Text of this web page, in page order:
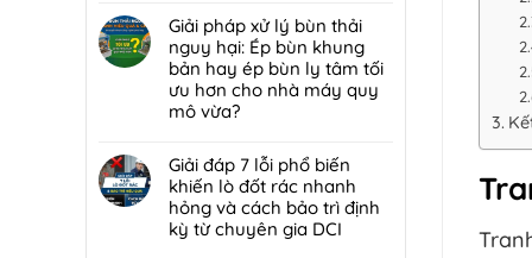
dụng
công
nghệ
bức
xạ
hóa
trong
xử
lý
nước
có
bình
luận
ở
[Giải
pháp]
nghệ
Biofilter
kết
hợp
Giải pháp xử lý bùn thải
nguy hại: Ép bùn khung
bản hay ép bùn ly tâm tối
ưu hơn cho nhà máy quy
mô vừa?
có
bình
luận
ở
Giải
Giải đáp 7 lỗi phổ biến
khiến lò đốt rác nhanh
hỏng và cách bảo trì định
kỳ từ chuyên gia DCI